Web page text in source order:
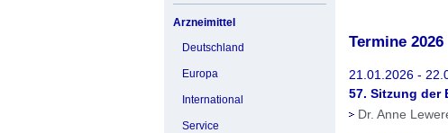
Arzneimittel
Deutschland
Europa
International
Service
Termine 2026
21.01.2026 -
57. Sitzung der
Dr. Anne